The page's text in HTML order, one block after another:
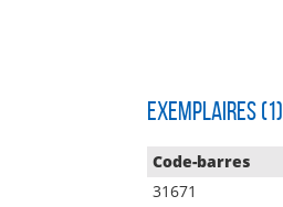
Exemplaires (1)
Code-barres
31671